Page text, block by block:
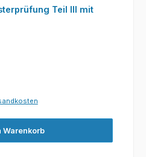
Teil III mit
Warenkorb